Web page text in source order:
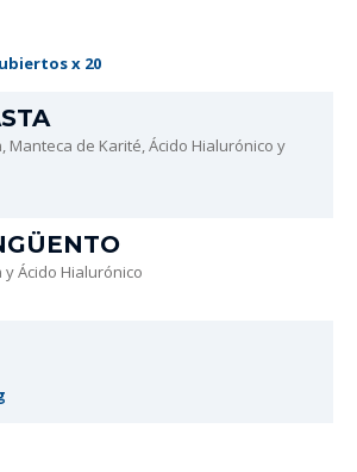
x 20
Manteca de Karité, Ácido Hialurónico y
Ácido Hialurónico